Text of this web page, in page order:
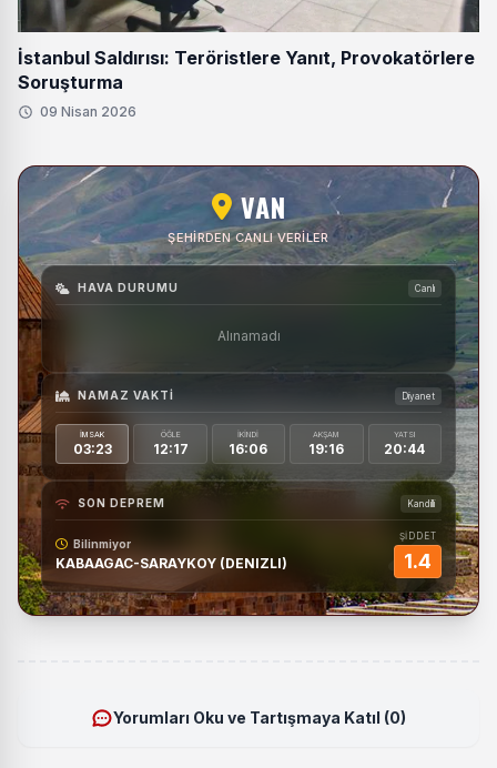
İstanbul Saldırısı: Teröristlere Yanıt, Provokatörlere
Soruşturma
09 Nisan 2026
VAN
ŞEHIRDEN CANLI VERILER
HAVA DURUMU Canlı
Alınamadı
NAMAZ VAKTI Diyanet
İMSAK
03:23
ÖĞLE
12:17
İKINDI
16:06
AKŞAM
19:16
YATSI
20:44
SON DEPREM Kandilli
Bilinmiyor
KABAAGAC-SARAYKOY (DENIZLI)
ŞİDDET
1.4
Yorumları Oku ve Tartışmaya Katıl (0)